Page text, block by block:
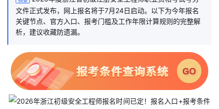
文件正式发布，网上报名将于7月24日启动。以下为今年报名
关键节点、官方入口、报考门槛及工作年限计算规则的完整解
析，建议收藏防遗漏。